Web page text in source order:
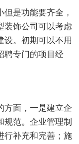
是功能要齐全，
装饰公司可以考虑
设。初期可以不用
聘专门的项目经
方面，一是建立企
规范。企业管理制
行补充和完善；施